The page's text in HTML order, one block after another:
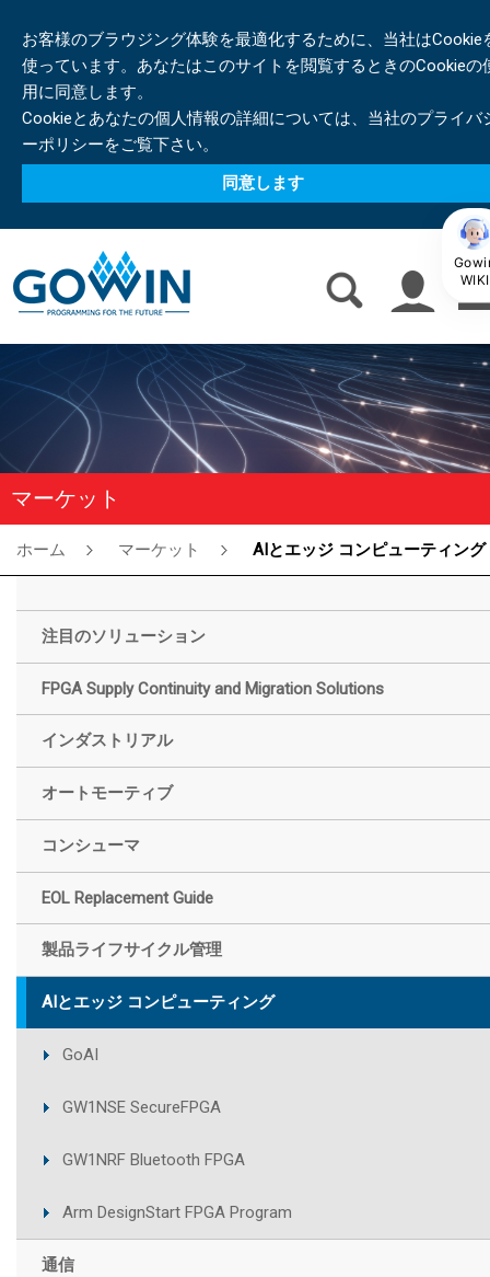
お客様のブラウジング体験を最適化するために、当社はCookie
使っています。あなたはこのサイトを閲覧するときのCookieの
用に同意します。
Cookieとあなたの個人情報の詳細については、当社のプライバ
ーポリシーをご覧下さい。
同意します
マーケット
ホーム マーケット AIとエッジ コンピューティング
注目のソリューション
FPGA Supply Continuity and Migration Solutions
インダストリアル
オートモーティブ
コンシューマ
EOL Replacement Guide
製品ライフサイクル管理
AIとエッジ コンピューティング
GoAI
GW1NSE SecureFPGA
GW1NRF Bluetooth FPGA
Arm DesignStart FPGA Program
通信
WIKI